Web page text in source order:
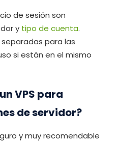
de sesión son
y tipo de cuenta.
para las
si están en el mismo
VPS para
de servidor?
y muy recomendable